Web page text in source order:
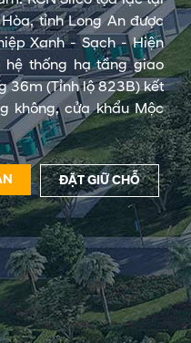
tỉnh Long An được
Xanh - Sạch - Hiện
thống hạ tầng giao
36m (Tỉnh lộ 823B) kết
không, cửa khẩu Mộc
ĐẶT GIỮ CHỖ